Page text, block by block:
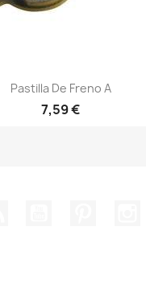
Pastilla De Freno A
7,59 €